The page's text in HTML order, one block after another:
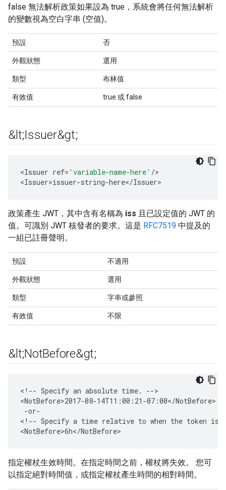
false 無法解析政策如果設為 true，系統會將任何無法解析
的變數視為空白字串 (空值)。
預設 否
外觀狀態 選用
類型 布林值
有效值 true 或 false
&lt;Issuer&gt;
<Issuer ref= 'variable-name-here' />
<Issuer>issuer-string-here</Issuer>
政策產生 JWT，其中含有名稱為 iss 且已設定值的 JWT 的
值。可識別 JWT 核發者的要求。這是 RFC7519 中提及的
一組已註冊聲明。
預設 不適用
外觀狀態 選用
類型 字串或參照
有效值 不限
&lt;NotBefore&gt;
<!-- Specify an absolute time. -->
<NotBefore>2017-08-14T11:00:21-07:00</NotBefore>
-or-
<!-- Specify a time relative to when the token is
<NotBefore>6h</NotBefore>
指定權杖生效時間。在指定時間之前，權杖將失效。 您可
以指定絕對時間值，或指定權杖產生時間的相對時間。